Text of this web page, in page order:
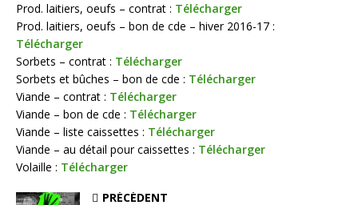
Prod. laitiers, oeufs – contrat : Télécharger
Prod. laitiers, oeufs – bon de cde – hiver 2016-17 :
Télécharger
Sorbets – contrat : Télécharger
Sorbets et bûches – bon de cde : Télécharger
Viande – contrat : Télécharger
Viande – bon de cde : Télécharger
Viande – liste caissettes : Télécharger
Viande – au détail pour caissettes : Télécharger
Volaille : Télécharger
PRÉCÉDENT